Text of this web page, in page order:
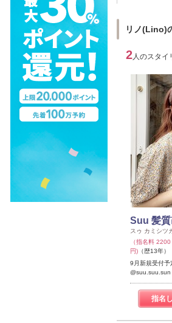
リノ(Lino)
2 人のスタ
Suu 髪
スゥ カミシツ
（指名料
円)（歴13年）
9月新規受付予
指名